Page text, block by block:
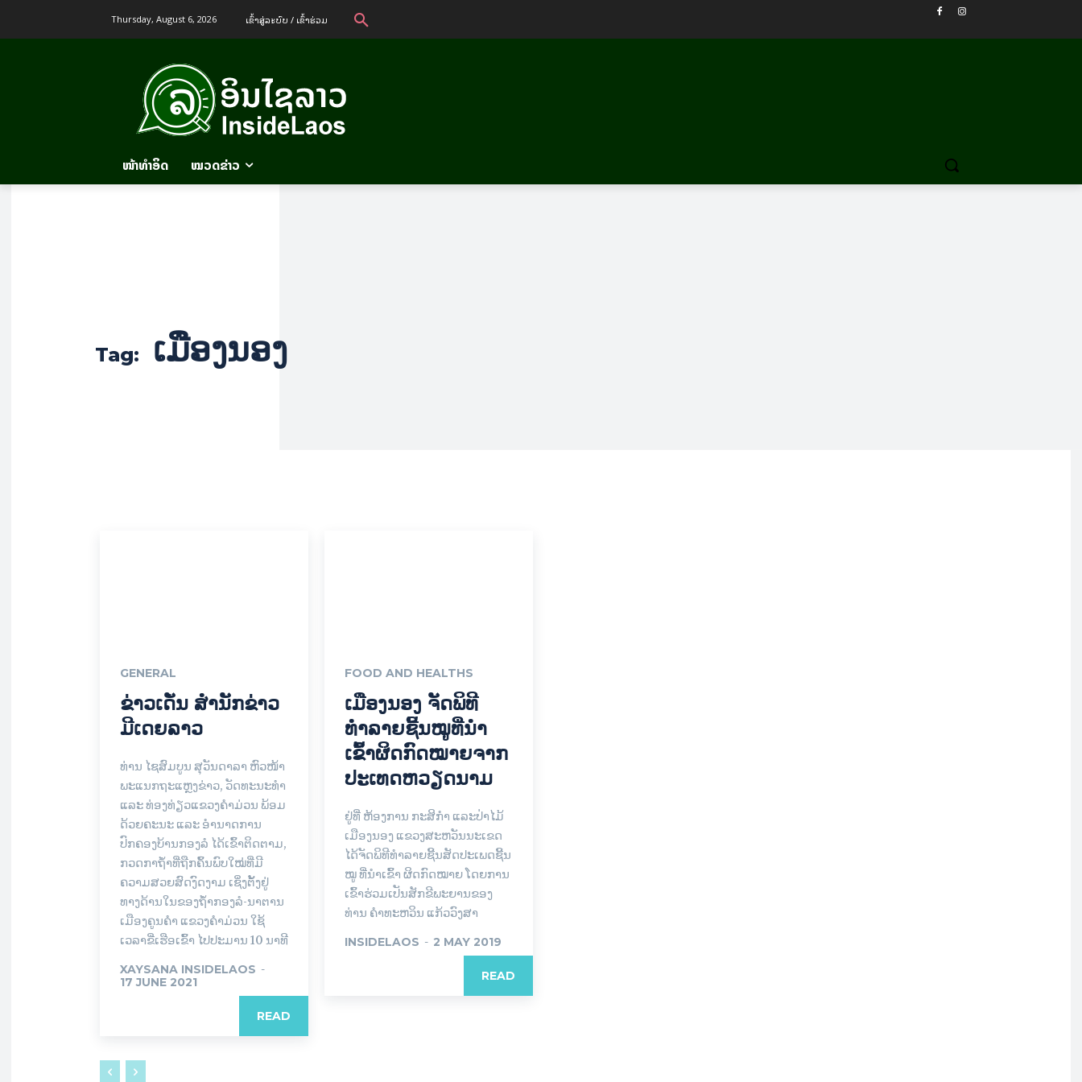
Thursday, August 6, 2026 ເຂົ້າ​ສູ່​ລະ​ບົບ / ເຂົ້າ​ຮ່ວມ
ໜ້າທຳອິດ ໝວດຂ່າວ
Tag: ເມືອງນອງ
GENERAL
ຂ່າວເດັ່ນ ສຳນັກຂ່າວ
ມີເດຍລາວ
ທ່ານ ໄຊສົມບູນ ສຸວັນດາລາ ຫົວໜ້າ
ພະແນກຖະແຫຼງຂ່າວ, ວັດທະນະທຳ
ແລະ ທ່ອງທ່ຽວແຂວງຄຳມ່ວນ ພ້ອມ
ດ້ວຍຄະນະ ແລະ ອຳນາດການ
ປົກຄອງບ້ານກອງລໍ ໄດ້ເຂົ້າຕິດຕາມ,
ກວດກາຖ້ຳທີ່ຖືກຄົ້ນພົບໃໝ່ທີ່ມີ
ຄວາມສວຍສົດງົດງາມ ເຊິ່ງຕັ້ງຢູ່
ທາງດ້ານໃນຂອງຖ້ຳກອງລໍ-ນາຕານ
ເມືອງຄູນຄຳ ແຂວງຄຳມ່ວນ ໃຊ້
ເວລາຂີ່ເຮືອເຂົ້າ ໄປປະມານ 10 ນາທີ
XAYSANA INSIDELAOS -
17 JUNE 2021
READ
FOOD AND HEALTHS
ເມືອງນອງ ຈັດພິທີ
ທຳລາຍຊີ້ນໝູທີ່ນຳ
ເຂົ້າຜິດກົດໝາຍຈາກ
ປະເທດຫວຽດນາມ
ຢູ່ທີ່ ຫ້ອງການ ກະສິກຳ ແລະປ່າໄມ້
ເມືອງນອງ ແຂວງສະຫວັນນະເຂດ
ໄດ້ຈັດພິທີທຳລາຍຊີ້ນສັດປະເພດຊີ້ນ
ໝູ ທີ່ນຳເຂົ້າ ຜິດກົດໝາຍ ໂດຍການ
ເຂົ້າຮ່ວມເປັນສັກຂີພະຍານຂອງ
ທ່ານ ຄຳທະຫວິນ ແກ້ວວົງສາ
INSIDELAOS - 2 MAY 2019
READ